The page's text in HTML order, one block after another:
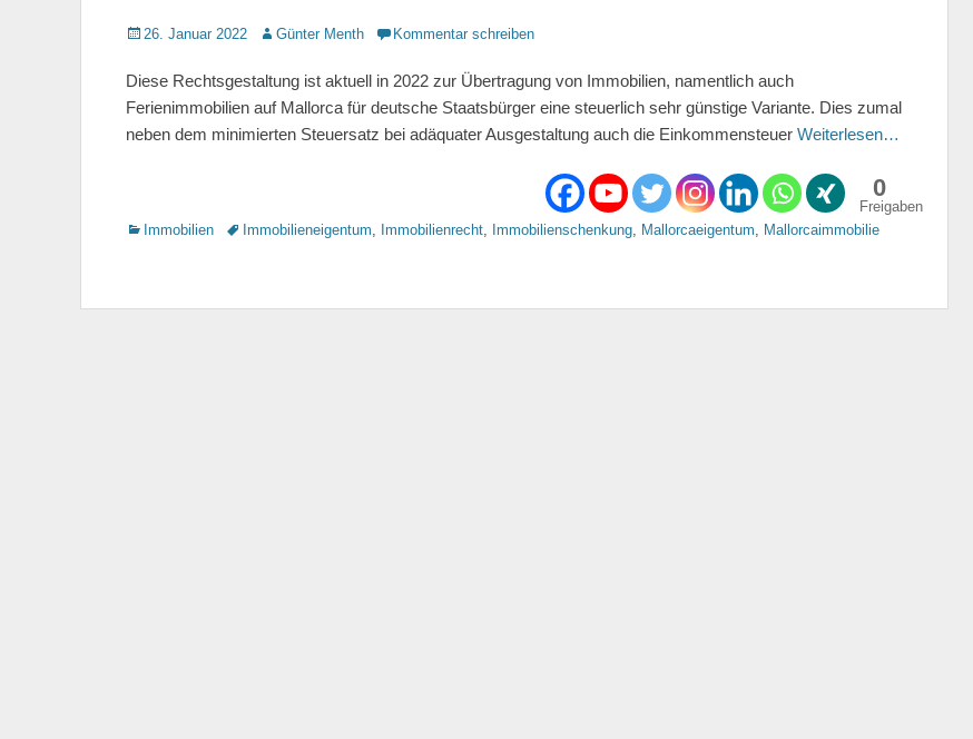
Gepostet
26. Januar 2022 AutorGünter Menth Kommentar schreiben
Diese Rechtsgestaltung ist aktuell in 2022 zur Übertragung von Immobilien, namentlich auch
Ferienimmobilien auf Mallorca für deutsche Staatsbürger eine steuerlich sehr günstige Variante. Dies zumal
neben dem minimierten Steuersatz bei adäquater Ausgestaltung auch die Einkommensteuer Weiterlesen…
0
Freigaben
Kategorien
Immobilien TagsImmobilieneigentum, Immobilienrecht, Immobilienschenkung, Mallorcaeigentum, Mallorcaimmobilie